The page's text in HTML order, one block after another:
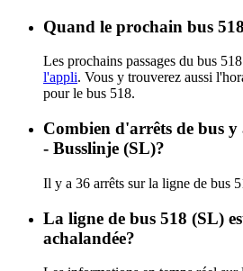
Quand le prochain bus
Les prochains passages du bus
l'appli. Vous y trouverez aussi
pour le bus 518.
Combien d'arrêts de bus
- Busslinje (SL)?
Il y a 36 arrêts sur la ligne de bus
La ligne de bus 518 (SL)
achalandée?